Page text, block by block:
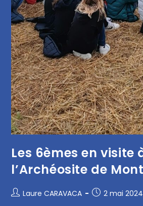
Les 6èmes en visite
l’Archéosite de
Laure CARAVACA 2 mai 2024